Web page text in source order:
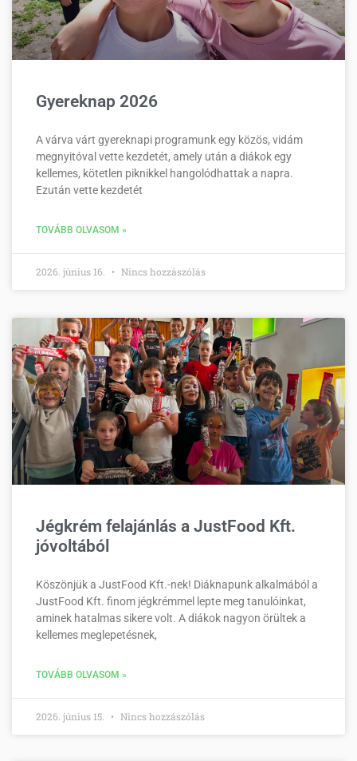
Gyereknap 2026
A várva várt gyereknapi programunk egy közös, vidám
megnyitóval vette kezdetét, amely után a diákok egy
kellemes, kötetlen piknikkel hangolódhattak a napra.
Ezután vette kezdetét
TOVÁBB OLVASOM »
2026. június 16. Nincs hozzászólás
Jégkrém felajánlás a JustFood Kft.
jóvoltából
Köszönjük a JustFood Kft.-nek! Diáknapunk alkalmából a
JustFood Kft. finom jégkrémmel lepte meg tanulóinkat,
aminek hatalmas sikere volt. A diákok nagyon örültek a
kellemes meglepetésnek,
TOVÁBB OLVASOM »
2026. június 15. Nincs hozzászólás